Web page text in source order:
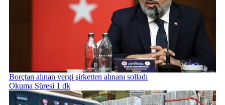
Borçtan alınan vergi şirketten alınanı solladı
Okuma Süresi 1 dk